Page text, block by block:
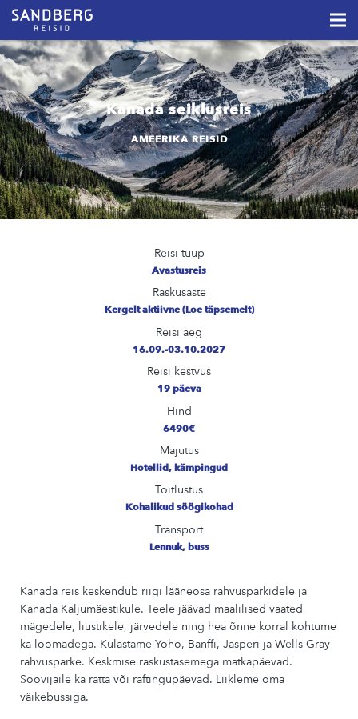
Kanada seiklusreis
AMEERIKA REISID
Reisi tüüp
Avastusreis
Raskusaste
Kergelt aktiivne(Loe täpsemelt)
Reisi aeg
16.09.-03.10.2027
Reisi kestvus
19 päeva
Hind
6490€
Majutus
Hotellid, kämpingud
Toitlustus
Kohalikud söögikohad
Transport
Lennuk, buss
Kanada reis keskendub riigi lääneosa rahvusparkidele ja
Kanada Kaljumäestikule. Teele jäävad maalilised vaated
mägedele, liustikele, järvedele ning hea õnne korral kohtume
ka loomadega. Külastame Yoho, Banffi, Jasperi ja Wells Gray
rahvusparke. Keskmise raskustasemega matkapäevad.
Soovijaile ka ratta või raftingupäevad. Liikleme oma
väikebussiga.